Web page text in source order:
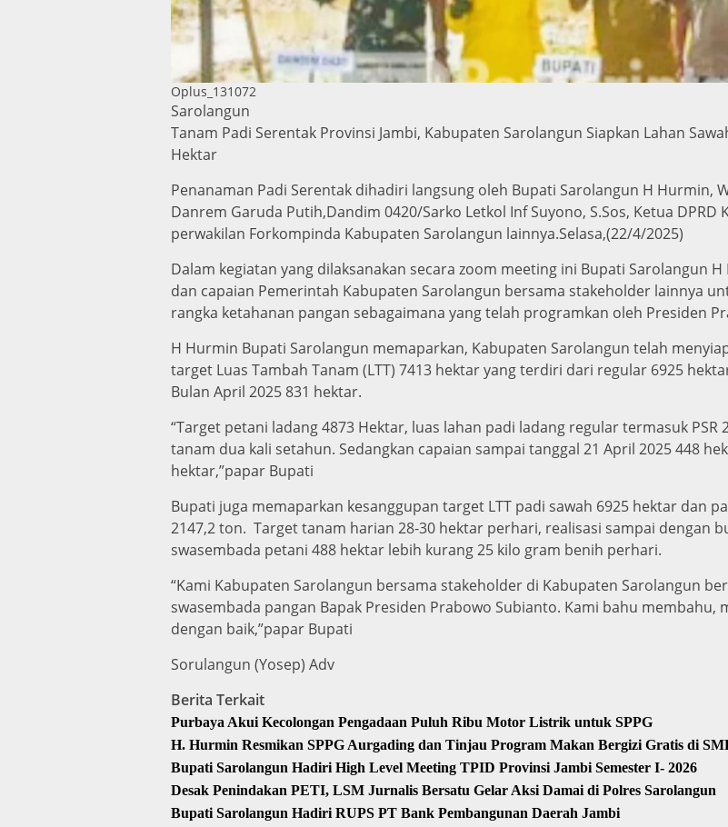
Oplus_131072
Sarolangun
Tanam Padi Serentak Provinsi Jambi, Kabupaten Sarolangun Siapkan Lahan
Hektar
Penanaman Padi Serentak dihadiri langsung oleh Bupati Sarolangun H Hurmin,
Danrem Garuda Putih,Dandim 0420/Sarko Letkol Inf Suyono, S.Sos, Ketua DPRD
perwakilan Forkompinda Kabupaten Sarolangun lainnya.Selasa,(22/4/2025)
Dalam kegiatan yang dilaksanakan secara zoom meeting ini Bupati Sarolangun
dan capaian Pemerintah Kabupaten Sarolangun bersama stakeholder lainnya
rangka ketahanan pangan sebagaimana yang telah programkan oleh Presiden
H Hurmin Bupati Sarolangun memaparkan, Kabupaten Sarolangun telah
target Luas Tambah Tanam (LTT) 7413 hektar yang terdiri dari regular 6925
Bulan April 2025 831 hektar.
“Target petani ladang 4873 Hektar, luas lahan padi ladang regular termasuk
tanam dua kali setahun. Sedangkan capaian sampai tanggal 21 April 2025 448
hektar,”papar Bupati
Bupati juga memaparkan kesanggupan target LTT padi sawah 6925 hektar dan
2147,2 ton. Target tanam harian 28-30 hektar perhari, realisasi sampai dengan
swasembada petani 488 hektar lebih kurang 25 kilo gram benih perhari.
“Kami Kabupaten Sarolangun bersama stakeholder di Kabupaten Sarolangun
swasembada pangan Bapak Presiden Prabowo Subianto. Kami bahu
dengan baik,”papar Bupati
Sorulangun (Yosep) Adv
Berita Terkait
Purbaya Akui Kecolongan Pengadaan Puluh Ribu Motor Listrik untuk SPPG
H. Hurmin Resmikan SPPG Aurgading dan Tinjau Program Makan Bergizi Gratis di
Bupati Sarolangun Hadiri High Level Meeting TPID Provinsi Jambi Semester I- 2026
Desak Penindakan PETI, LSM Jurnalis Bersatu Gelar Aksi Damai di Polres Sarolangun
Bupati Sarolangun Hadiri RUPS PT Bank Pembangunan Daerah Jambi